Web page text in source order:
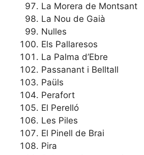
La Morera de Montsant
La Nou de Gaià
Nulles
Els Pallaresos
La Palma d’Ebre
Passanant i Belltall
Paüls
Perafort
El Perelló
Les Piles
El Pinell de Brai
Pira